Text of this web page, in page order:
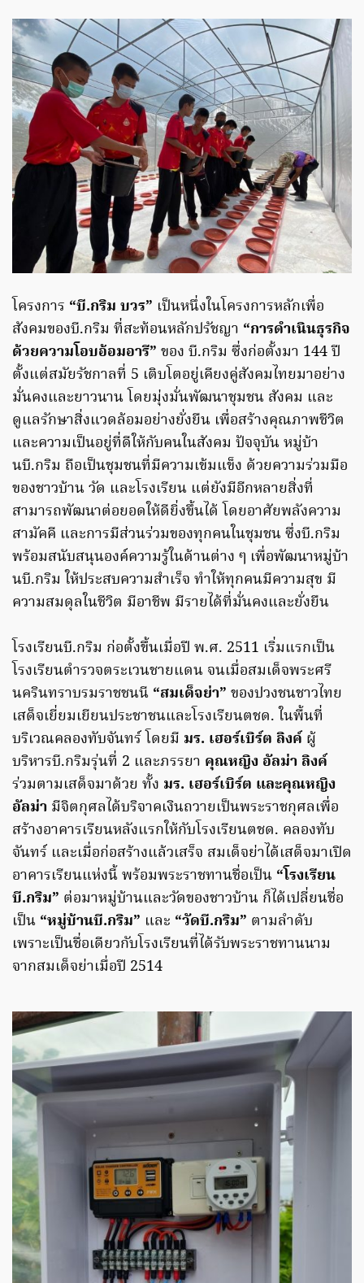
โครงการ “บี.กริม บวร” เป็นหนึ่งในโครงการหลักเพื่อ
สังคมของบี.กริม ที่สะท้อนหลักปรัชญา “การดำเนินธุรกิจ
ด้วยความโอบอ้อมอารี” ของ บี.กริม ซึ่งก่อตั้งมา 144 ปี
ตั้งแต่สมัยรัชกาลที่ 5 เติบโตอยู่เคียงคู่สังคมไทยมาอย่าง
มั่นคงและยาวนาน โดยมุ่งมั่นพัฒนาชุมชน สังคม และ
ดูแลรักษาสิ่งแวดล้อมอย่างยั่งยืน เพื่อสร้างคุณภาพชีวิต
และความเป็นอยู่ที่ดีให้กับคนในสังคม ปัจจุบัน หมู่บ้า
นบี.กริม ถือเป็นชุมชนที่มีความเข้มแข็ง ด้วยความร่วมมือ
ของชาวบ้าน วัด และโรงเรียน แต่ยังมีอีกหลายสิ่งที่
สามารถพัฒนาต่อยอดให้ดียิ่งขึ้นได้ โดยอาศัยพลังความ
สามัคคี และการมีส่วนร่วมของทุกคนในชุมชน ซึ่งบี.กริม
พร้อมสนับสนุนองค์ความรู้ในด้านต่าง ๆ เพื่อพัฒนาหมู่บ้า
นบี.กริม ให้ประสบความสำเร็จ ทำให้ทุกคนมีความสุข มี
ความสมดุลในชีวิต มีอาชีพ มีรายได้ที่มั่นคงและยั่งยืน
โรงเรียนบี.กริม ก่อตั้งขึ้นเมื่อปี พ.ศ. 2511 เริ่มแรกเป็น
โรงเรียนตำรวจตระเวนชายแดน จนเมื่อสมเด็จพระศรี
นครินทราบรมราชชนนี “สมเด็จย่า” ของปวงชนชาวไทย
เสด็จเยี่ยมเยียนประชาชนและโรงเรียนตชด. ในพื้นที่
บริเวณคลองทับจันทร์ โดยมี มร. เฮอร์เบิร์ต ลิงค์ ผู้
บริหารบี.กริมรุ่นที่ 2 และภรรยา คุณหญิง อัลม่า ลิงค์
ร่วมตามเสด็จมาด้วย ทั้ง มร. เฮอร์เบิร์ต และคุณหญิง
อัลม่า มีจิตกุศลได้บริจาคเงินถวายเป็นพระราชกุศลเพื่อ
สร้างอาคารเรียนหลังแรกให้กับโรงเรียนตชด. คลองทับ
จันทร์ และเมื่อก่อสร้างแล้วเสร็จ สมเด็จย่าได้เสด็จมาเปิด
อาคารเรียนแห่งนี้ พร้อมพระราชทานชื่อเป็น “โรงเรียน
บี.กริม” ต่อมาหมู่บ้านและวัดของชาวบ้าน ก็ได้เปลี่ยนชื่อ
เป็น “หมู่บ้านบี.กริม” และ “วัดบี.กริม” ตามลำดับ
เพราะเป็นชื่อเดียวกับโรงเรียนที่ได้รับพระราชทานนาม
จากสมเด็จย่าเมื่อปี 2514